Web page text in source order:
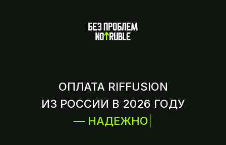
ОПЛАТА RIFFUSION
ИЗ РОССИИ В 2026 ГОДУ
— НАДЕЖНО